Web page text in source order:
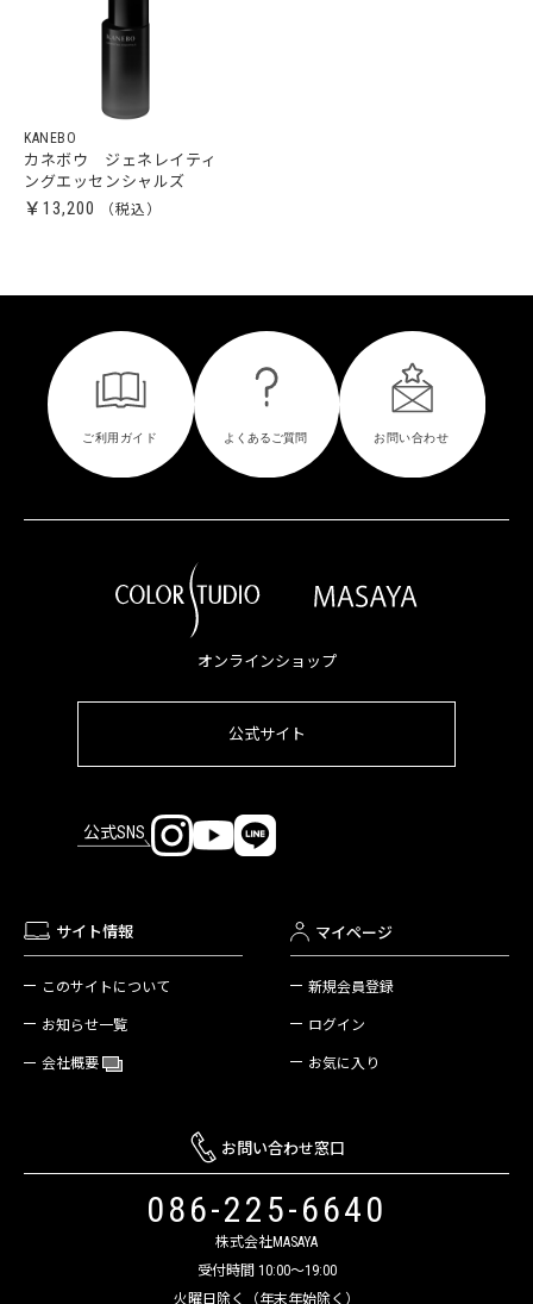
KANEBO
カネボウ ジェネレイティ
ングエッセンシャルズ
￥13,200
オンラインショップ
公式サイト
公式SNS
サイト情報
このサイトについて
お知らせ一覧
会社概要
マイページ
新規会員登録
ログイン
お気に入り
お問い合わせ窓口
086-225-6640
株式会社MASAYA
受付時間 10:00～19:00
火曜日除く（年末年始除く）